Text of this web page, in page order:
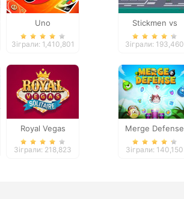
Uno
Зіграли: 1,410,801
Royal Vegas
Solitaire
Зіграли: 218,823
Stickmen vs
Zombies
Зіграли: 193,460
Merge Defense
Зіграли: 140,150